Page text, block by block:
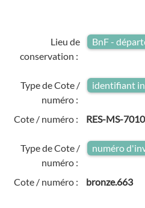
Lieu de
conservation :
BnF -
Type de Cote /
numéro :
identifiant
Cote / numéro : RES-MS-
Type de Cote /
numéro :
numéro
Cote / numéro : bronze.663